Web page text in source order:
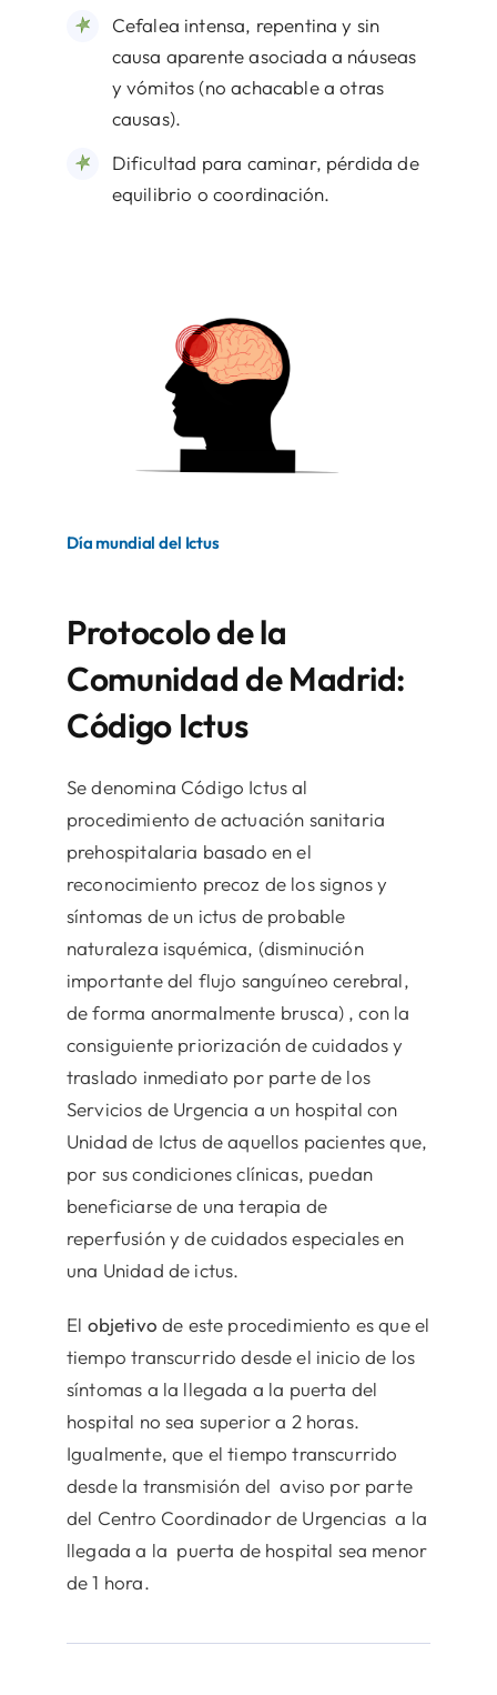
Cefalea intensa, repentina y sin
causa aparente asociada a náuseas
y vómitos (no achacable a otras
causas).
Dificultad para caminar, pérdida de
equilibrio o coordinación.
Día mundial del Ictus
Protocolo de la
Comunidad de Madrid:
Código Ictus
Se denomina Código Ictus al
procedimiento de actuación sanitaria
prehospitalaria basado en el
reconocimiento precoz de los signos y
síntomas de un ictus de probable
naturaleza isquémica, (disminución
importante del flujo sanguíneo cerebral,
de forma anormalmente brusca) , con la
consiguiente priorización de cuidados y
traslado inmediato por parte de los
Servicios de Urgencia a un hospital con
Unidad de Ictus de aquellos pacientes que,
por sus condiciones clínicas, puedan
beneficiarse de una terapia de
reperfusión y de cuidados especiales en
una Unidad de ictus.
El objetivo de este procedimiento es que el
tiempo transcurrido desde el inicio de los
síntomas a la llegada a la puerta del
hospital no sea superior a 2 horas.
Igualmente, que el tiempo transcurrido
desde la transmisión del aviso por parte
del Centro Coordinador de Urgencias a la
llegada a la puerta de hospital sea menor
de 1 hora.